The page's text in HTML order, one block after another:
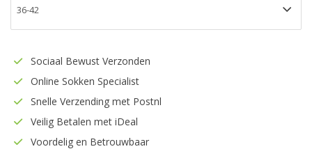
Sociaal Bewust Verzonden
Online Sokken Specialist
Snelle Verzending met Postnl
Veilig Betalen met iDeal
Voordelig en Betrouwbaar